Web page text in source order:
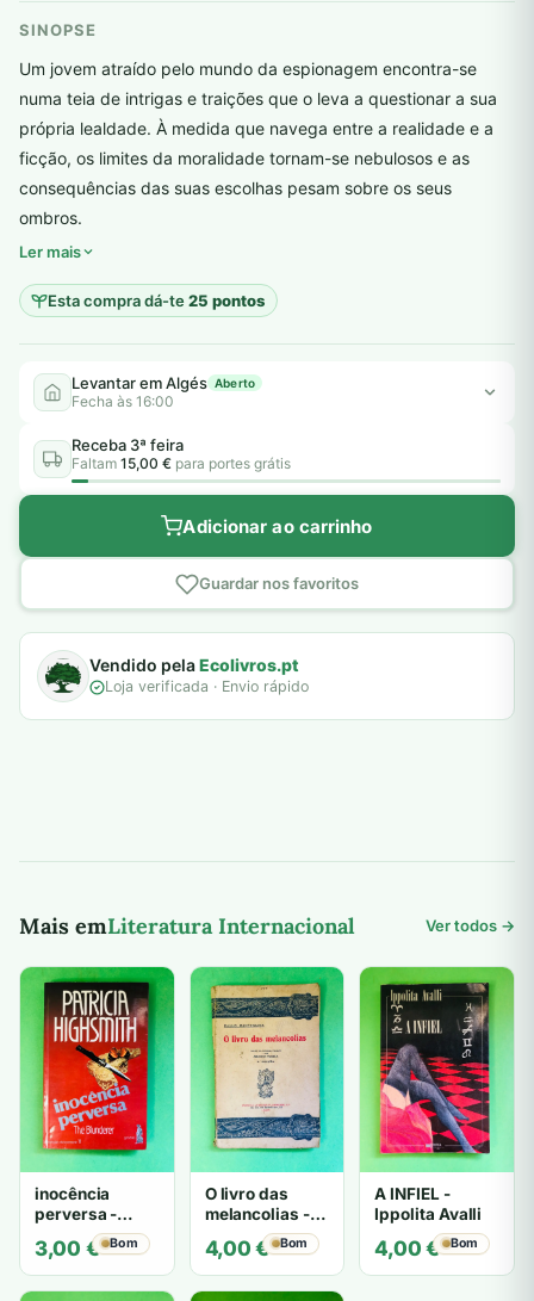
era:
5,50 €.
é:
5,00 €.
SINOPSE
Um jovem atraído pelo mundo da espionagem encontra-se
numa teia de intrigas e traições que o leva a questionar a sua
própria lealdade. À medida que navega entre a realidade e a
ficção, os limites da moralidade tornam-se nebulosos e as
consequências das suas escolhas pesam sobre os seus
ombros.
Ler mais
Esta compra dá-te25 pontos
Levantar em Algés Aberto
Fecha às 16:00
Receba 3ª feira
Faltam 15,00 € para portes grátis
Adicionar ao carrinho
Guardar nos favoritos
Vendido pelaEcolivros.pt
Loja verificada · Envio rápido
Mais emLiteratura Internacional Ver todos →
inocência
perversa -
PATRICIA
HIGHSMITH
3,00 € Bom
O livro das
melancolias -
Mantegazza
4,00€ Bom
A INFIEL -
Ippolita Avalli
4,00€ Bom